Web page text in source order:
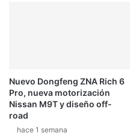
Nuevo Dongfeng ZNA Rich 6
Pro, nueva motorización
Nissan M9T y diseño off-
road
hace 1 semana